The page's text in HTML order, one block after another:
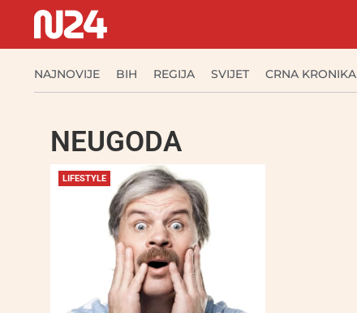
NAJNOVIJE BIH REGIJA SVIJET CRNA KRONIKA
NEUGODA
LIFESTYLE